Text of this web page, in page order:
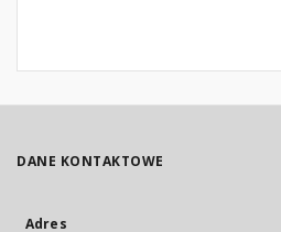
DANE KONTAKTOWE
Adres